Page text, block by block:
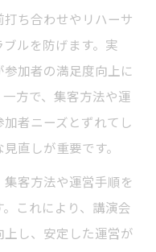
ち合わせやリハーサ
ルを防げます。実
加者の満足度向上に
方で、集客方法や運
者ニーズとずれてし
直しが重要です。
集客方法や運営手順を
これにより、講演会
し、安定した運営が